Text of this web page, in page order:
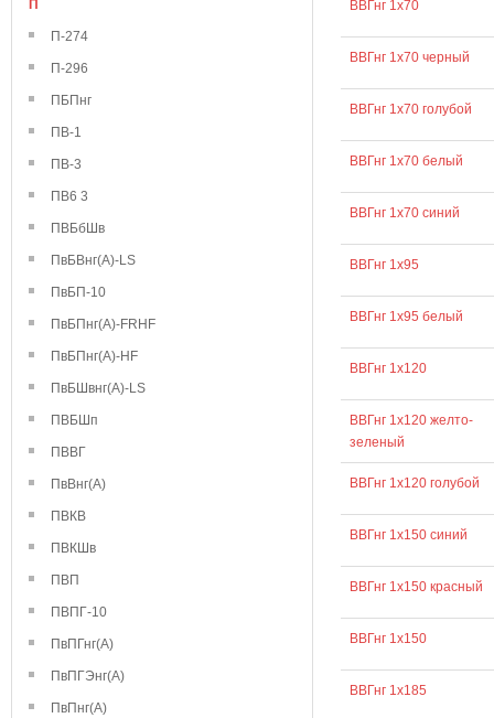
П
П-274
П-296
ПБПнг
ПВ-1
ПВ-3
ПВ6 3
ПВБбШв
ПвБВнг(А)-LS
ПвБП-10
ПвБПнг(А)-FRHF
ПвБПнг(А)-HF
ПвБШвнг(А)-LS
ПВБШп
ПВВГ
ПвВнг(А)
ПВКВ
ПВКШв
ПВП
ПВПГ-10
ПвПГнг(А)
ПвПГЭнг(А)
ПвПнг(А)
ВВГнг 1х70
ВВГнг 1х70 черный
ВВГнг 1х70 голубой
ВВГнг 1х70 белый
ВВГнг 1х70 синий
ВВГнг 1х95
ВВГнг 1х95 белый
ВВГнг 1х120
ВВГнг 1х120 желто-
зеленый
ВВГнг 1х120 голубой
ВВГнг 1х150 синий
ВВГнг 1х150 красный
ВВГнг 1х150
ВВГнг 1х185